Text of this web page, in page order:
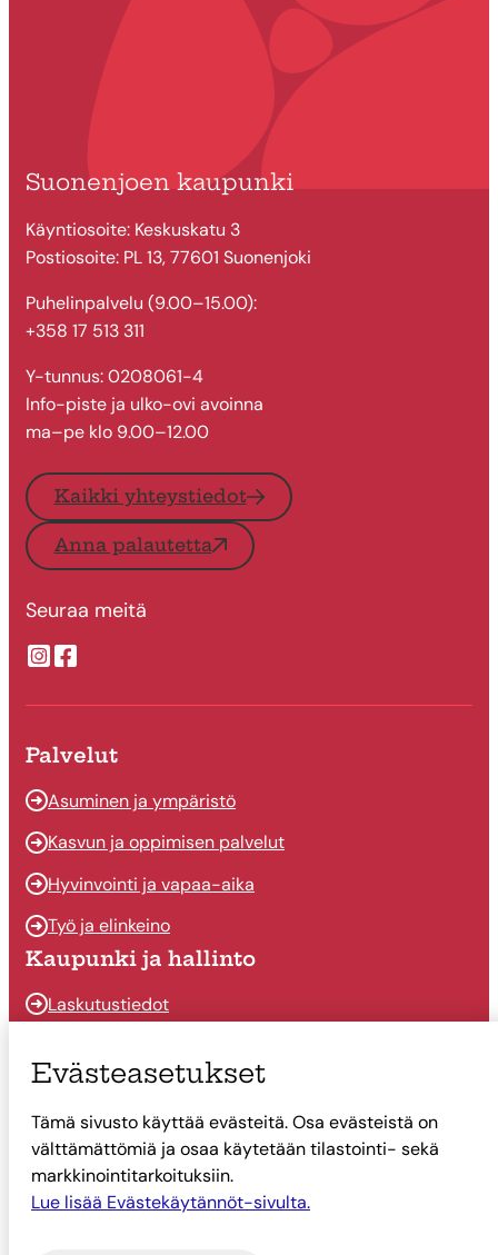
Suonenjoen kaupunki
Käyntiosoite: Keskuskatu 3
Postiosoite: PL 13, 77601 Suonenjoki
Puhelinpalvelu (9.00–15.00):
+358 17 513 311
Y-tunnus: 0208061-4
Info-piste ja ulko-ovi avoinna
ma–pe klo 9.00–12.00
Kaikki yhteystiedot
Anna palautetta
Seuraa meitä
Suonenjoen kaupungin Instragram
Suonenjoen kaupungin Facebook
Palvelut
Asuminen ja ympäristö
Kasvun ja oppimisen palvelut
Hyvinvointi ja vapaa-aika
Työ ja elinkeino
Kaupunki ja hallinto
Laskutustiedot
Päätöksenteko
Talous
Yhteystiedot
Tietoa Suonenjoesta
Evästeasetukset
Tämä sivusto käyttää evästeitä. Osa evästeistä on
välttämättömiä ja osaa käytetään tilastointi- sekä
markkinointitarkoituksiin.
Lue lisää Evästekäytännöt-sivulta.